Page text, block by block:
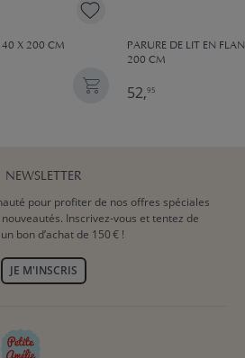
X 200 CM
PARURE DE LIT EN
200 CM
52,95
NEWSLETTER
pour profiter de nos offres spéciales
Inscrivez-vous et tentez de
bon d’achat de 150 € !
JE M'INSCRIS